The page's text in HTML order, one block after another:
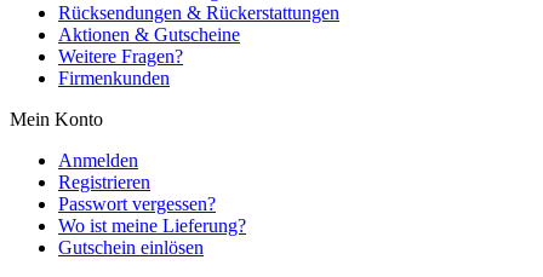
Rücksendungen & Rückerstattungen
Aktionen & Gutscheine
Weitere Fragen?
Firmenkunden
Mein Konto
Anmelden
Registrieren
Passwort vergessen?
Wo ist meine Lieferung?
Gutschein einlösen